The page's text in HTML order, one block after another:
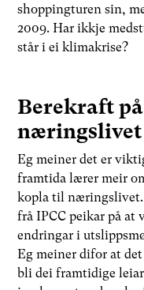
shoppingturen sin,
2009. Har ikkje
står i ei klimakrise?
Berekraft
næringslivet
Eg meiner det er
framtida lærer meir
kopla til
frå IPCC peikar på at
endringar i
Eg meiner difor at
bli dei framtidige